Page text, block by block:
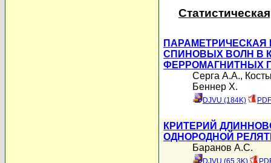
СПИНОВЫХ ВОЛН В
ФЕРРОМАГНИТНЫХ
Серга А.А.,
Беннер Х.
DJVU (184K)
КРИТЕРИЙ
ОДНОРОДНОЙ
Баранов А.С.
DJVU (65.3K)